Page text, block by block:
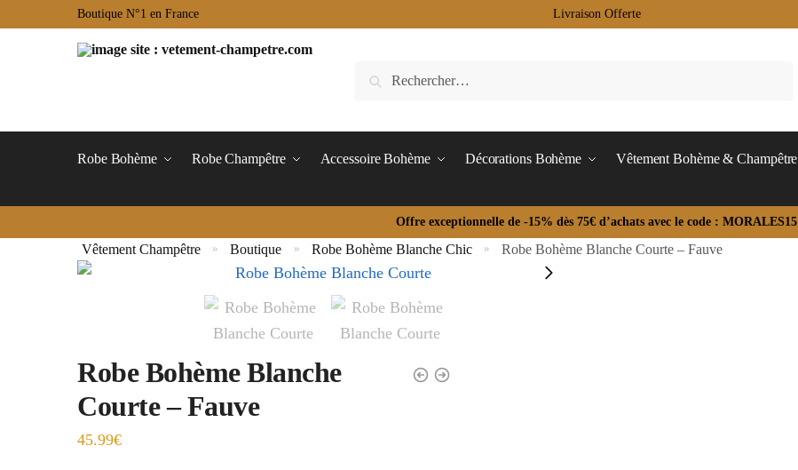
Boutique N°1 en France Livraison Offerte
Robe Bohème Robe Champêtre Accessoire Bohème Décorations Bohème Vêtement Bohème & Champêtre
Offre exceptionnelle de -15% dès 75€ d’achats avec le code : MORALES15
Vêtement Champêtre » Boutique » Robe Bohème Blanche Chic » Robe Bohème Blanche Courte – Fauve
Robe Bohème Blanche
Courte – Fauve
45.99€